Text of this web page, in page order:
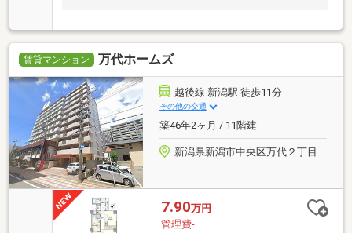
賃貸マンション 万代ホームズ
越後線 新潟駅 徒歩11分
その他の交通
築46年2ヶ月 / 11階建
新潟県新潟市中央区万代２丁目
7.90万円
管理費-